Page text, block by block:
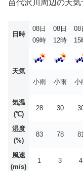
苗代沢川周辺の天気
日時
08日
09時
08日
12時
08
15
天気
小雨
小雨 小
気温
(℃)
28 30
湿度
(%)
83 78 81
風速
(m/s)
1 3 4